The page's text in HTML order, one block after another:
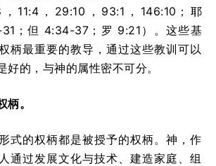
11:4，29:10，93:1，146:10；耶
；但 4:34-37；罗 9:21）。这些基
柄最重要的教导，通过这些教训可以
好的，与神的属性密不可分。
柄。
式的权柄都是被授予的权柄。神，作
通过发展文化与技术、建造家庭、组